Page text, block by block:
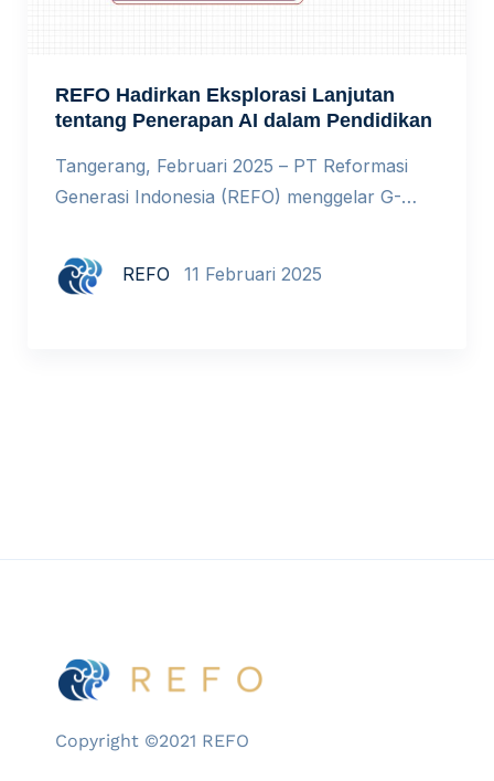
REFO Hadirkan Eksplorasi Lanjutan
tentang Penerapan AI dalam Pendidikan
Tangerang, Februari 2025 – PT Reformasi
Generasi Indonesia (REFO) menggelar G-
Mengundang lebih dari 400 peserta yang
terdiri dari pemimpin, pengambil keputusan,
REFO 11 Februari 2025
Copyright ©2021 REFO